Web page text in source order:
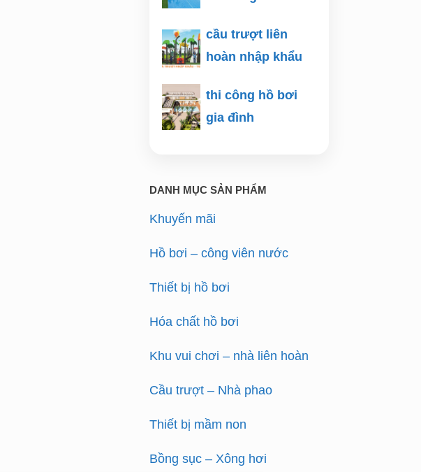
cầu trượt liên
hoàn nhập khẩu
thi công hồ bơi
gia đình
DANH MỤC SẢN PHẨM
Khuyến mãi
Hồ bơi – công viên nước
Thiết bị hồ bơi
Hóa chất hồ bơi
Khu vui chơi – nhà liên hoàn
Cầu trượt – Nhà phao
Thiết bị mầm non
Bồng sục – Xông hơi